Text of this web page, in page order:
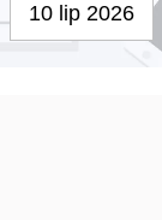
10 lip 2026